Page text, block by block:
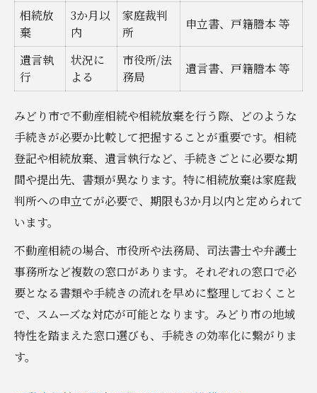
複雑な不動産相続手続きの流れ一覧
トラブル回避のための不動産相続対策
専門家活用によるスムーズな相続進行
家族間で合意形成を図るコツ
不動産相続登記のポイントと注意点
専門家に頼る相続放棄の実践的アプローチ
相続放棄に強い専門家選びの比較表
弁護士・司法書士それぞれの役割とは
専門家依頼時の手続きの進め方
相続放棄での代理申立ての流れ
ご家族を守る不動産相続放棄の判断基準
不動産相続放棄の判断基準比較表
家族を守るために知っておきたいこと
相続放
棄
3か月以
内
家庭裁判
所
申立書、戸籍謄本 等
遺言執
行
状況に
よる
市役所/法
務局
遺言書、戸籍謄本 等
みどり市で不動産相続や相続放棄を行う際、どのような
手続きが必要か比較して把握することが重要です。相続
登記や相続放棄、遺言執行など、手続きごとに必要な期
間や提出先、書類が異なります。特に相続放棄は家庭裁
判所への申立てが必要で、期限も3か月以内と定められて
います。
不動産相続の場合、市役所や法務局、司法書士や弁護士
事務所など複数の窓口があります。それぞれの窓口で必
要となる書類や手続きの流れを早めに整理しておくこと
で、スムーズな対応が可能となります。みどり市の地域
特性を踏まえた窓口選びも、手続きの効率化に繋がりま
す。